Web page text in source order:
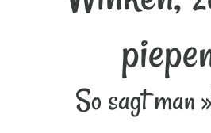
So sagt man